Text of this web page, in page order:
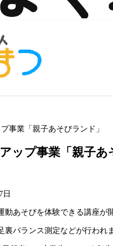
事業「親子あそびランド」
ップ事業「親子あ
日
あそびを体験できる講座が
裏バランス測定などが行われ